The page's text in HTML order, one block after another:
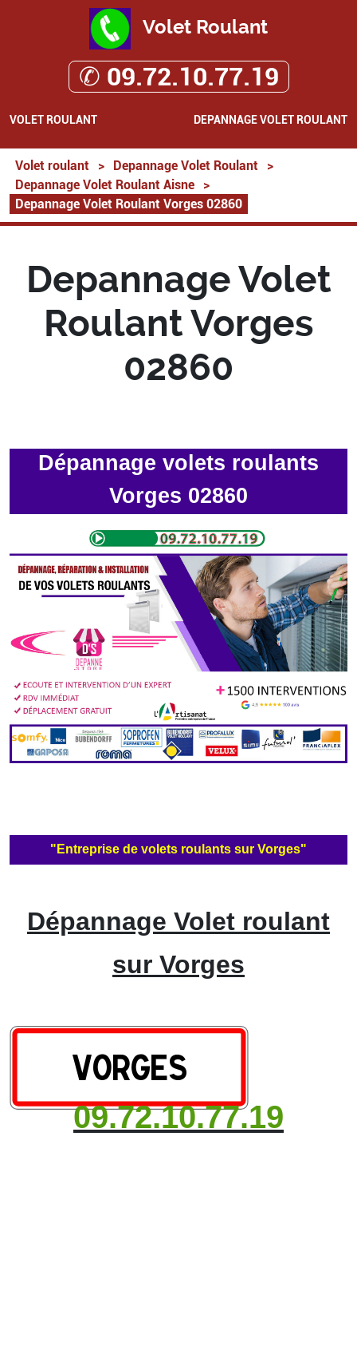
Volet Roulant
✆ 09.72.10.77.19
VOLET ROULANT DEPANNAGE VOLET ROULANT
Volet roulant > Depannage Volet Roulant
>
Depannage Volet Roulant Aisne
>
Depannage Volet Roulant Vorges 02860
Depannage Volet
Roulant Vorges
02860
Dépannage volets roulants
Vorges 02860
"Entreprise de volets roulants sur Vorges"
Dépannage Volet roulant
sur Vorges
09.72.10.77.19